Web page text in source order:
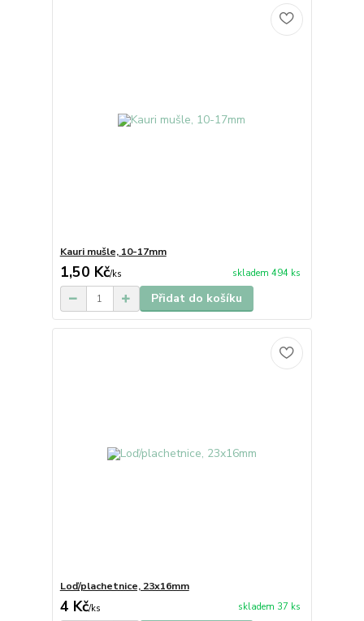
Kauri mušle, 10-17mm
1,50 Kč/ks skladem 494 ks
Přidat do košíku
Loď/plachetnice, 23x16mm
4 Kč/ks skladem 37 ks